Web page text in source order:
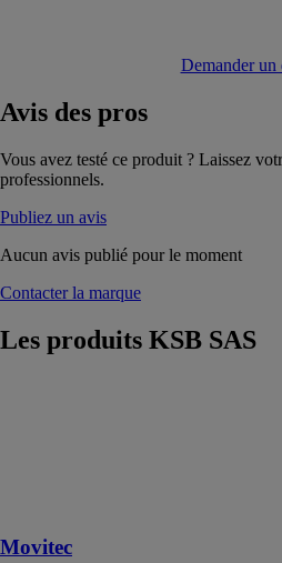
Demander un
Avis des pros
Vous avez testé ce produit ? Laissez
professionnels.
Publiez un avis
Aucun avis publié pour le moment
Contacter la marque
Les produits KSB SAS
Movitec